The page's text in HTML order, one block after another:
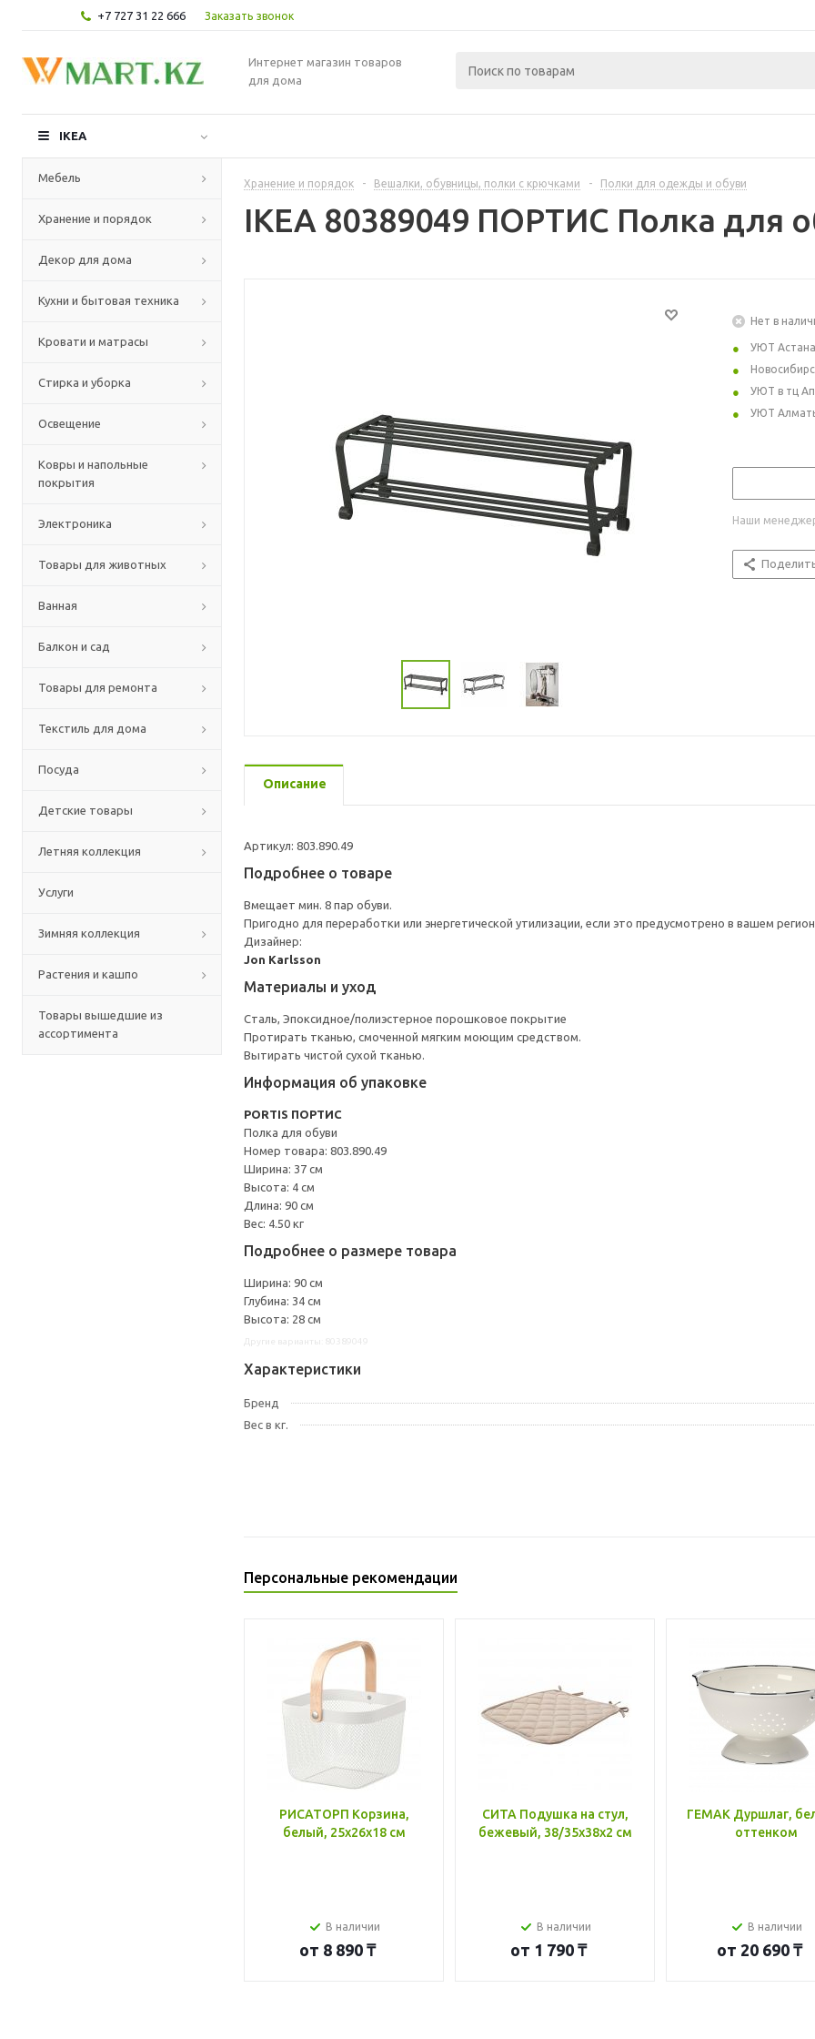
+7 727 31 22 666 Заказать звонок
Интернет магазин товаров
для дома
IKEA
Мебель
Хранение и порядок
Декор для дома
Кухни и бытовая техника
Кровати и матрасы
Стирка и уборка
Освещение
Ковры и напольные
покрытия
Электроника
Товары для животных
Ванная
Балкон и сад
Товары для ремонта
Текстиль для дома
Посуда
Детские товары
Летняя коллекция
Услуги
Зимняя коллекция
Растения и кашпо
Товары вышедшие из
ассортимента
Хранение и порядок - Вешалки, обувницы, полки с крючками - Полки для одежды и обуви
IKEA 80389049 ПОРТИС Полка для
Нет в
УЮТ Астана
УЮТ в тц
УЮТ
Наши
Описание
Артикул: 803.890.49
Подробнее о товаре
Вмещает мин. 8 пар обуви.
Пригодно для переработки или энергетической утилизации, если это предусмотрено в вашем
Дизайнер:
Jon Karlsson
Материалы и уход
Сталь, Эпоксидное/полиэстерное порошковое покрытие
Протирать тканью, смоченной мягким моющим средством.
Вытирать чистой сухой тканью.
Информация об упаковке
PORTIS ПОРТИС
Полка для обуви
Номер товара: 803.890.49
Ширина: 37 см
Высота: 4 см
Длина: 90 см
Вес: 4.50 кг
Подробнее о размере товара
Ширина: 90 см
Глубина: 34 см
Высота: 28 см
Характеристики
Бренд
Вес в кг.
Персональные рекомендации
РИСАТОРП Корзина,
белый, 25x26x18 см
В наличии
от 8 890 ₸
СИТА Подушка на стул,
бежевый, 38/35x38x2 см
В наличии
от 1 790 ₸
ГЕМАК Дуршлаг,
оттенком
В наличии
от 20 690 ₸